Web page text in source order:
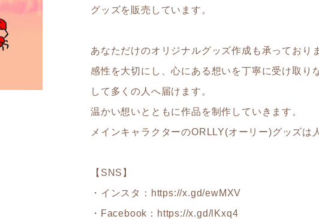
グッズを販売しています。
あなただけのオリジナルグッズ作成も承っており
感性を大切にし、心にある想いを丁寧に受け取り
して多くの人へ届けます。
温かい想いとともに作品を制作していきます。
メインキャラクターのORLLY(オーリー)グッズは
【SNS】
・インスタ： https://x.gd/ewMXV
・Facebook： https://x.gd/lKxq4